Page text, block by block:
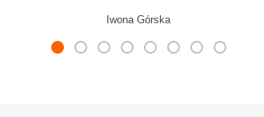
Iwona Górska